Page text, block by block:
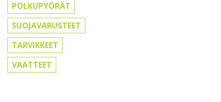
POLKUPYÖRÄT
SUOJAVARUSTEET
TARVIKKEET
VAATTEET